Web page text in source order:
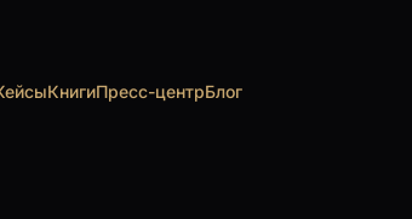
КнигиПресс-центрБлог